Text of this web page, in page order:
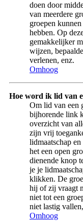
doen door
van meerdere
groepen
hebben. Op
gemakkelijker
wijzen,
verlenen, enz.
Omhoog
Hoe word ik lid van
Om lid van een
bijhorende link
overzicht van
zijn vrij
lidmaatschap
het een open
dienende knop
je je
klikken. De
hij of zij vraagt
niet tot een
niet lastig
Omhoog